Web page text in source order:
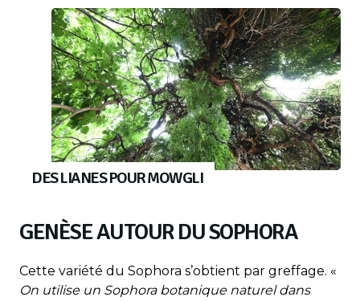
DES LIANES POUR MOWGLI
GENÈSE AUTOUR DU SOPHORA
Cette variété du Sophora s’obtient par greffage. «
On utilise un Sophora botanique naturel dans